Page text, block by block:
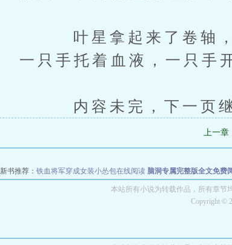
叶星拿起来了卷轴，
一只手托着血液，一只手
内容未完，下一页继
上一章
新书推荐： 铁血将军穿成女装小怂包在线阅读 脑洞专属完整版全文免费
世者
本站所有小说为转载作品，所有章节
Copyright ©